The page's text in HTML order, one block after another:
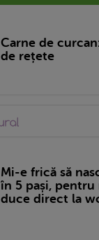
Carne de
de rețete
Mi-e frică să
în 5 pași, pentru
duce direct la